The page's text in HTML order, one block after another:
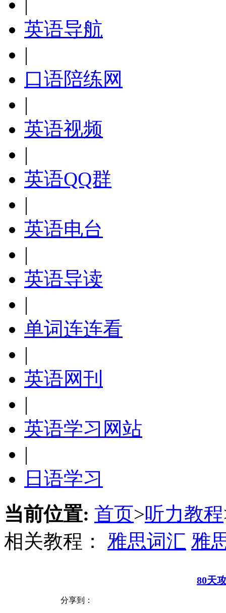
英语导航
|
口语陪练网
|
英语视频
|
英语QQ群
|
英语电台
|
英语导读
|
单词连连看
|
英语网刊
|
英语学习网站
|
日语学习
当前位置: 首页>听力教程
相关教程： 雅思词汇 雅
80天
分享到：